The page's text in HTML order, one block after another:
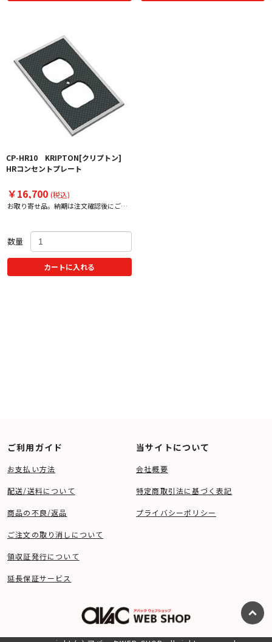
CP-HR10 KRIPTON[クリプトン]
HRコンセントプレート
￥16,700 (税込)
お取り寄せ品。納期は注文確認後にご案
数量
カートに入れる
ご利用ガイド
お支払い方法
配送/送料について
商品の不良/返品
ご注文の取り消しについて
領収証発行について
延長保証サービス
当サイトについて
会社概要
特定商取引法に基づく表記
プライバシーポリシー